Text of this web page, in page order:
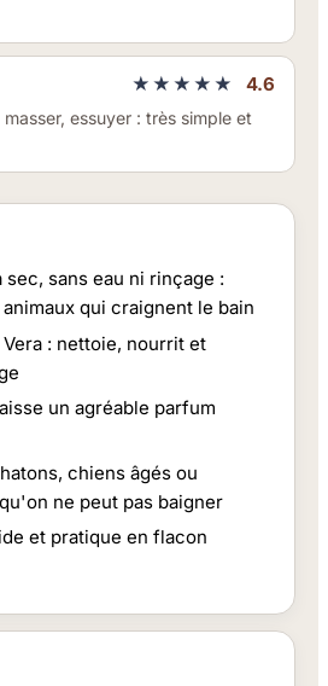
★★★★★ 4.6
essuyer : très simple et
sans eau ni rinçage :
qui craignent le bain
: nettoie, nourrit et
un agréable parfum
chiens âgés ou
ne peut pas baigner
et pratique en flacon